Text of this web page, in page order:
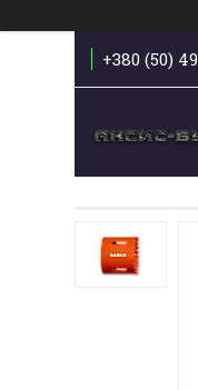
+380 (50)